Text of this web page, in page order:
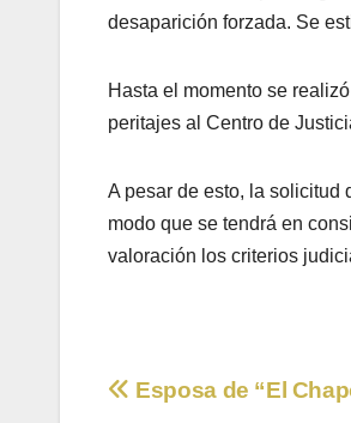
desaparición forzada. Se
Hasta el momento se
peritajes al Centro de
A pesar de esto, la solicitud
modo que se tendrá en
valoración los criterios
Navegación
Esposa de “El